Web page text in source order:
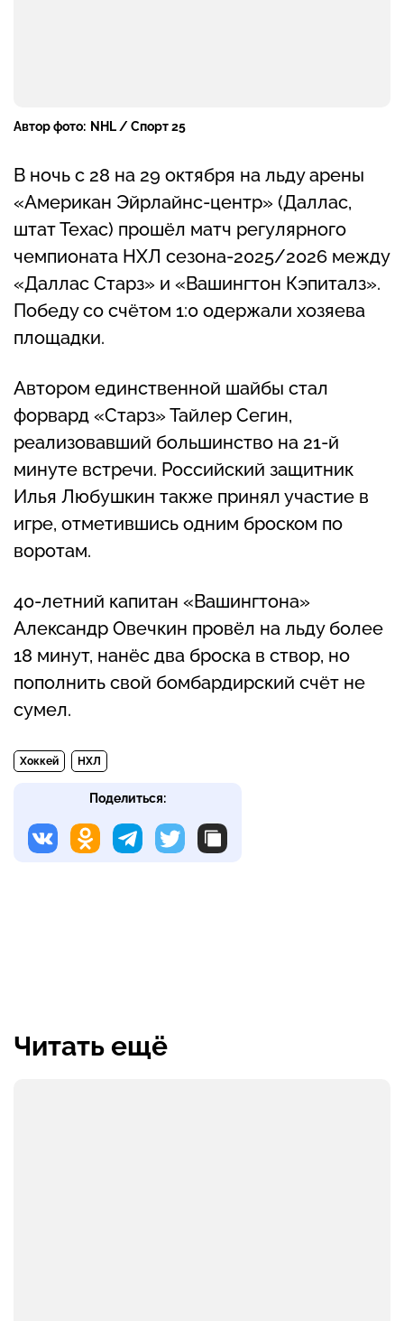
Автор фото: NHL / Спорт 25
В ночь с 28 на 29 октября на льду арены
«Американ Эйрлайнс-центр» (Даллас,
штат Техас) прошёл матч регулярного
чемпионата НХЛ сезона-2025/2026 между
«Даллас Старз» и «Вашингтон Кэпиталз».
Победу со счётом 1:0 одержали хозяева
площадки.
Автором единственной шайбы стал
форвард «Старз» Тайлер Сегин,
реализовавший большинство на 21-й
минуте встречи. Российский защитник
Илья Любушкин также принял участие в
игре, отметившись одним броском по
воротам.
40-летний капитан «Вашингтона»
Александр Овечкин провёл на льду более
18 минут, нанёс два броска в створ, но
пополнить свой бомбардирский счёт не
сумел.
Хоккей НХЛ
Поделиться:
Читать ещё